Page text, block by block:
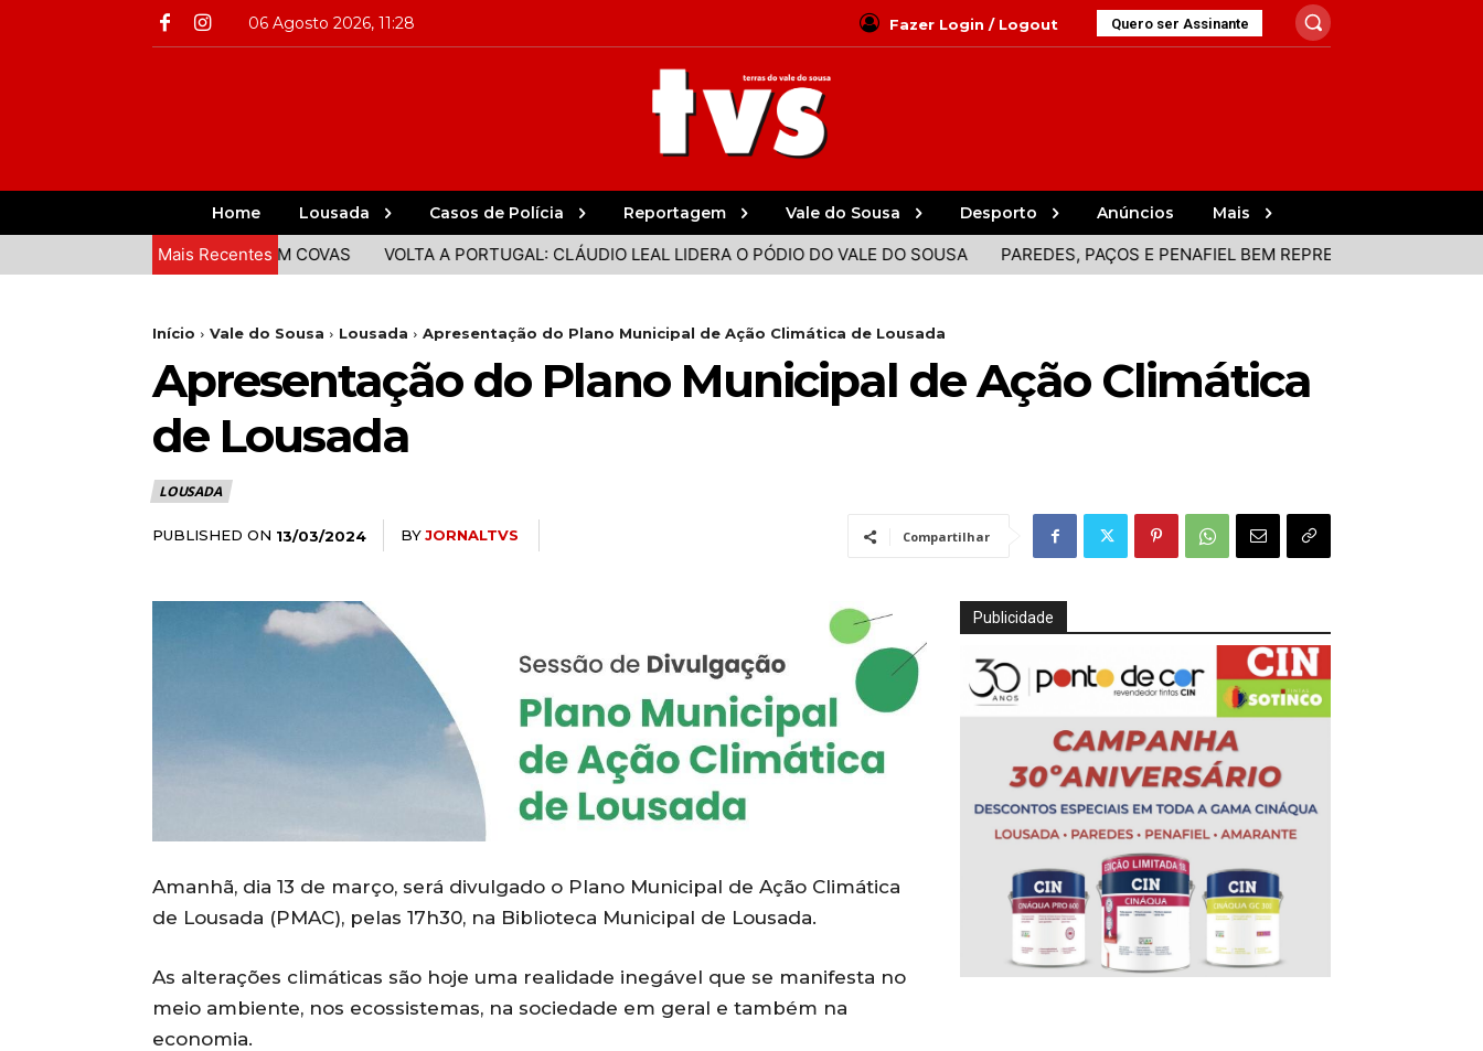
06 Agosto 2026, 11:28 Fazer Login / Logout Quero ser Assinante
Home Lousada Casos de Polícia Reportagem Vale do Sousa Desporto Anúncios Mais
Mais Recentes
COMIDA E ANIMAÇÃO EM COVAS VOLTA A PORTUGAL: CLÁUDIO LEAL LIDERA O PÓDIO DO VALE DO SOUSA PAREDES, PAÇOS E PENAFIEL BEM REPRESENTADOS NA VOLTA
Início Vale do Sousa Lousada Apresentação do Plano Municipal de Ação Climática de Lousada
Apresentação do Plano Municipal de Ação Climática
de Lousada
LOUSADA
PUBLISHED ON 13/03/2024 BYJORNALTVS Compartilhar
Amanhã, dia 13 de março, será divulgado o Plano Municipal de Ação Climática
de Lousada (PMAC), pelas 17h30, na Biblioteca Municipal de Lousada.
As alterações climáticas são hoje uma realidade inegável que se manifesta no
meio ambiente, nos ecossistemas, na sociedade em geral e também na
economia.
Publicidade